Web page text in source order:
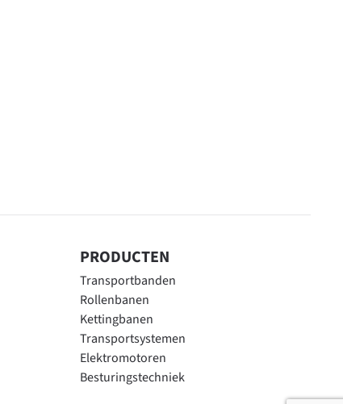
PRODUCTEN
Transportbanden
Rollenbanen
Kettingbanen
Transportsystemen
Elektromotoren
Besturingstechniek